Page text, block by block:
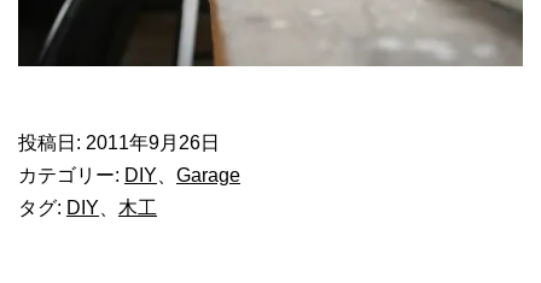
投稿日: 2011年9月26日
カテゴリー: DIY、 Garage
タグ: DIY、 木工